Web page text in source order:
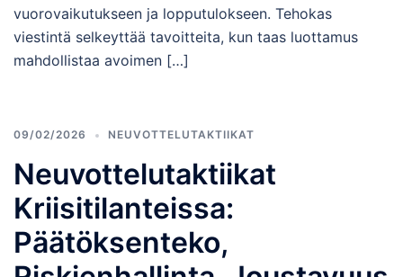
vuorovaikutukseen ja lopputulokseen. Tehokas
viestintä selkeyttää tavoitteita, kun taas luottamus
mahdollistaa avoimen […]
09/02/2026 NEUVOTTELUTAKTIIKAT
Neuvottelutaktiikat
Kriisitilanteissa:
Päätöksenteko,